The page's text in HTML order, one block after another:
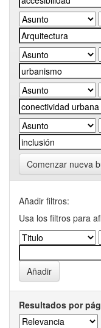
Comenzar nueva
Añadir filtros:
Usa los filtros para
Resultados por